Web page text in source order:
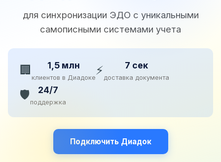
для синхронизации ЭДО с уникальными
самописными системами учета
🏢 1,5 млн
клиентов в Диадоке⚡ 7 сек
доставка документа
🛡️ 24/7
поддержка
Подключить Диадок